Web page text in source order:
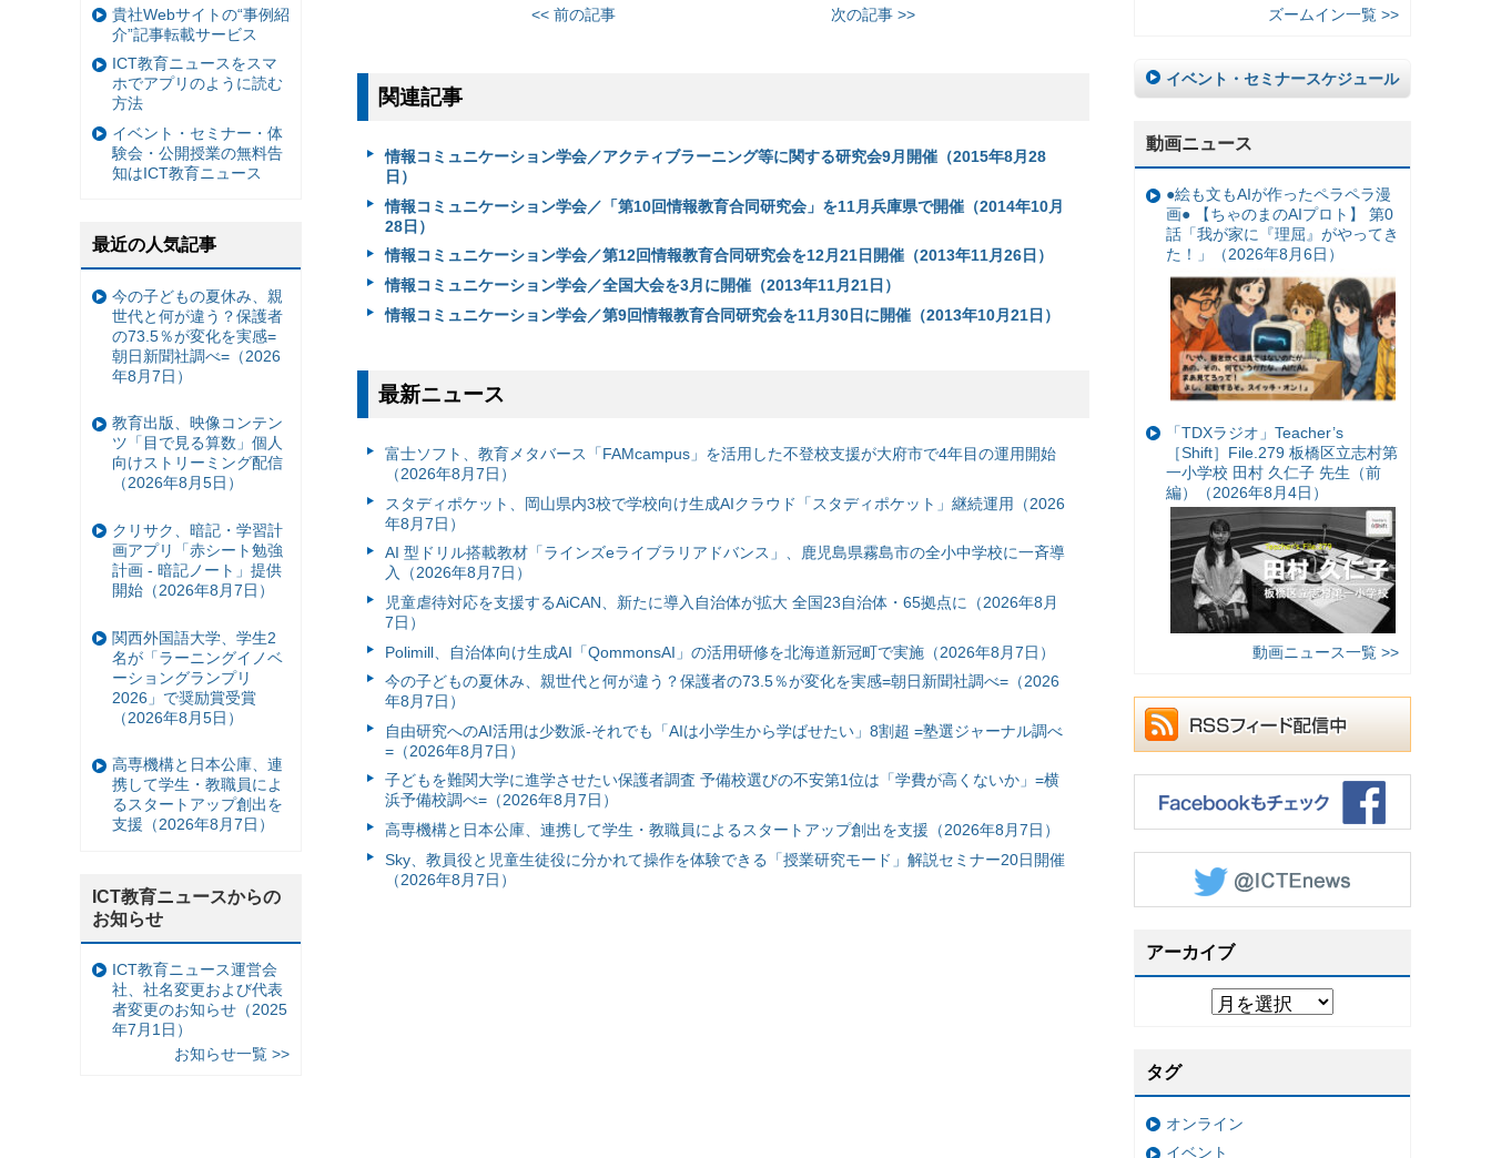
<< 前の記事 次の記事 >>
関連記事
情報コミュニケーション学会／アクティブラーニング等に関する研究会9月開催（2015年8月28
日）
情報コミュニケーション学会／「第10回情報教育合同研究会」を11月兵庫県で開催（2014年10月
28日）
情報コミュニケーション学会／第12回情報教育合同研究会を12月21日開催（2013年11月26日）
情報コミュニケーション学会／全国大会を3月に開催（2013年11月21日）
情報コミュニケーション学会／第9回情報教育合同研究会を11月30日に開催（2013年10月21日）
最新ニュース
富⼠ソフト、教育メタバース「FAMcampus」を活用した不登校支援が大府市で4年目の運用開始
（2026年8月7日）
スタディポケット、岡山県内3校で学校向け生成AIクラウド「スタディポケット」継続運用（2026
年8月7日）
AI 型ドリル搭載教材「ラインズeライブラリアドバンス」、鹿児島県霧島市の全小中学校に一斉導
入（2026年8月7日）
児童虐待対応を支援するAiCAN、新たに導入自治体が拡大 全国23自治体・65拠点に（2026年8月
7日）
Polimill、自治体向け生成AI「QommonsAI」の活用研修を北海道新冠町で実施（2026年8月7日）
今の子どもの夏休み、親世代と何が違う？保護者の73.5％が変化を実感=朝日新聞社調べ=（2026
年8月7日）
自由研究へのAI活用は少数派-それでも「AIは小学生から学ばせたい」8割超 =塾選ジャーナル調べ
=（2026年8月7日）
子どもを難関大学に進学させたい保護者調査 予備校選びの不安第1位は「学費が高くないか」=横
浜予備校調べ=（2026年8月7日）
高専機構と日本公庫、連携して学生・教職員によるスタートアップ創出を支援（2026年8月7日）
Sky、教員役と児童生徒役に分かれて操作を体験できる「授業研究モード」解説セミナー20日開催
（2026年8月7日）
ズームイン一覧 >>
イベント・セミナースケジュール
動画ニュース
●絵も文もAIが作ったペラペラ漫
画● 【ちゃのまのAIプロト】 第0
話「我が家に『理屈』がやってき
た！」（2026年8月6日）
「TDXラジオ」Teacher’s
［Shift］File.279 板橋区立志村第
一小学校 田村 久仁子 先生（前
編）（2026年8月4日）
動画ニュース一覧 >>
アーカイブ
タグ
オンライン
イベント
貴社Webサイトの“事例紹
介”記事転載サービス
ICT教育ニュースをスマ
ホでアプリのように読む
方法
イベント・セミナー・体
験会・公開授業の無料告
知はICT教育ニュース
最近の人気記事
今の子どもの夏休み、親
世代と何が違う？保護者
の73.5％が変化を実感=
朝日新聞社調べ=（2026
年8月7日）
教育出版、映像コンテン
ツ「目で見る算数」個人
向けストリーミング配信
（2026年8月5日）
クリサク、暗記・学習計
画アプリ「赤シート勉強
計画 - 暗記ノート」提供
開始（2026年8月7日）
関西外国語大学、学生2
名が「ラーニングイノベ
ーショングランプリ
2026」で奨励賞受賞
（2026年8月5日）
高専機構と日本公庫、連
携して学生・教職員によ
るスタートアップ創出を
支援（2026年8月7日）
ICT教育ニュースからの
お知らせ
ICT教育ニュース運営会
社、社名変更および代表
者変更のお知らせ（2025
年7月1日）
お知らせ一覧 >>